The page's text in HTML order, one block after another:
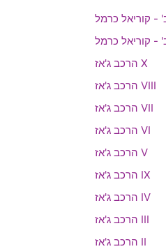
- קוריאל כרמל
- קוריאל כרמל
הרכב ג'אז X
הרכב ג'אז VIII
הרכב ג'אז VII
הרכב ג'אז VI
הרכב ג'אז V
הרכב ג'אז IX
הרכב ג'אז IV
הרכב ג'אז III
הרכב ג'אז II